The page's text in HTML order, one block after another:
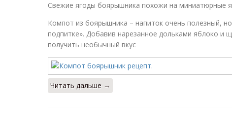
Свежие ягоды боярышника похожи на миниатюрные
Компот из боярышника – напиток очень полезный,
подпитке». Добавив нарезанное дольками яблоко и
получить необычный вкус
Читать дальше →